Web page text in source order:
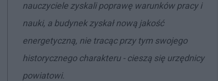
nauczyciele zyskali poprawę warunków pracy i
nauki, a budynek zyskał nową jakość
energetyczną, nie tracąc przy tym swojego
historycznego charakteru - cieszą się urzędnicy
powiatowi.